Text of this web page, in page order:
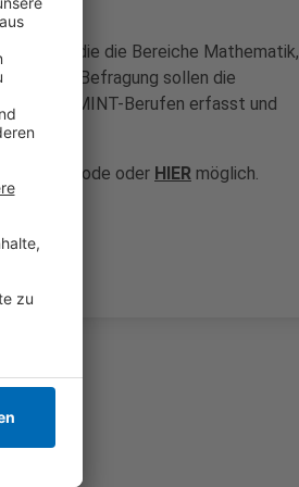
befragt, die die Bereiche Mathematik,
Mit der Befragung sollen die
in MINT-Berufen erfasst und
QR-Code oder HIER möglich.